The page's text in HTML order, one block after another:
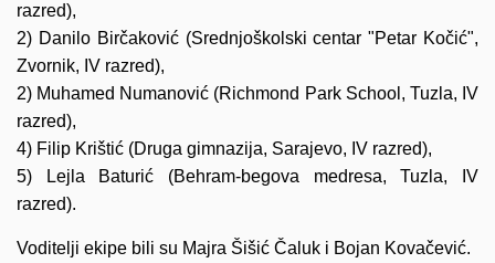
razred),
2) Danilo Birčaković (Srednjoškolski centar "Petar Kočić",
Zvornik, IV razred),
2) Muhamed Numanović (Richmond Park School, Tuzla, IV
razred),
4) Filip Krištić (Druga gimnazija, Sarajevo, IV razred),
5) Lejla Baturić (Behram-begova medresa, Tuzla, IV
razred).
Voditelji ekipe bili su Majra Šišić Čaluk i Bojan Kovačević.